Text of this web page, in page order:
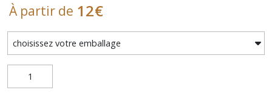
À partir de 12€